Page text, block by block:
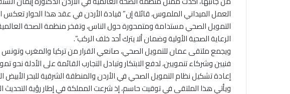
العمل الميداني الملموس، قائلة إن” قيادة الأردن في عقد هذا الحوار تعكس
التمويل الصحي مستدامة ومتمحورة حول الناس، وتفخر منظمة الصحة
الرعاية الصحية الأولية وضمان ألا يترك أحد خلف الركب”.
ويجمع ملتقى عمان للتمويل الصحي، صانعي القرار من تركيا والمغرب وتونس
فنيين وشركاء تنمويين، لدفع الابتكار وتبادل التجارب القائمة على الأدلة
إعادة تشكيل نظام التمويل الصحي في الأردن والمنطقة الشرقية للبحر الأبيض
ويأتي هذا الملتقى في توقيت حاسم، إذ شرعت المملكة في إطار رؤية التحديث